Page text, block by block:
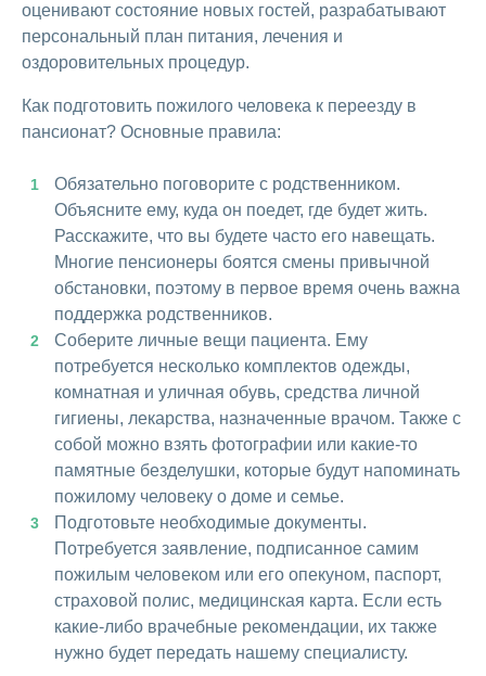
оценивают состояние новых гостей, разрабатывают
персональный план питания, лечения и
оздоровительных процедур.
Как подготовить пожилого человека к переезду в
пансионат? Основные правила:
Обязательно поговорите с родственником.
Объясните ему, куда он поедет, где будет жить.
Расскажите, что вы будете часто его навещать.
Многие пенсионеры боятся смены привычной
обстановки, поэтому в первое время очень важна
поддержка родственников.
Соберите личные вещи пациента. Ему
потребуется несколько комплектов одежды,
комнатная и уличная обувь, средства личной
гигиены, лекарства, назначенные врачом. Также с
собой можно взять фотографии или какие-то
памятные безделушки, которые будут напоминать
пожилому человеку о доме и семье.
Подготовьте необходимые документы.
Потребуется заявление, подписанное самим
пожилым человеком или его опекуном, паспорт,
страховой полис, медицинская карта. Если есть
какие-либо врачебные рекомендации, их также
нужно будет передать нашему специалисту.